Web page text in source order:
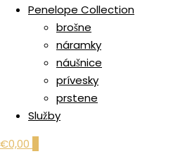
Penelope Collection
brošne
náramky
náušnice
prívesky
prstene
Služby
€0,00